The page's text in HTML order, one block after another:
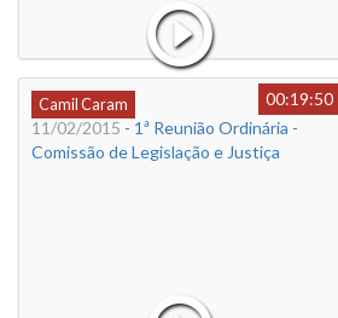
Camil Caram
00:19:50
11/02/2015 - 1ª Reunião Ordinária -
Comissão de Legislação e Justiça